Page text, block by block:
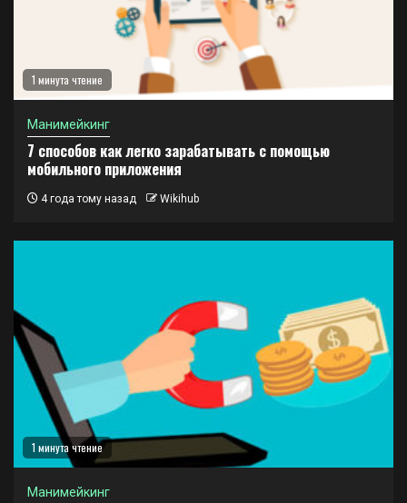
1 минута чтение
Манимейкинг
7 способов как легко зарабатывать с помощью
мобильного приложения
4 года тому назад Wikihub
1 минута чтение
Манимейкинг